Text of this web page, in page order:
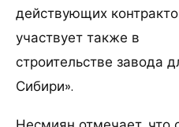
действующих
участвует также в
строительстве завода
Сибири».